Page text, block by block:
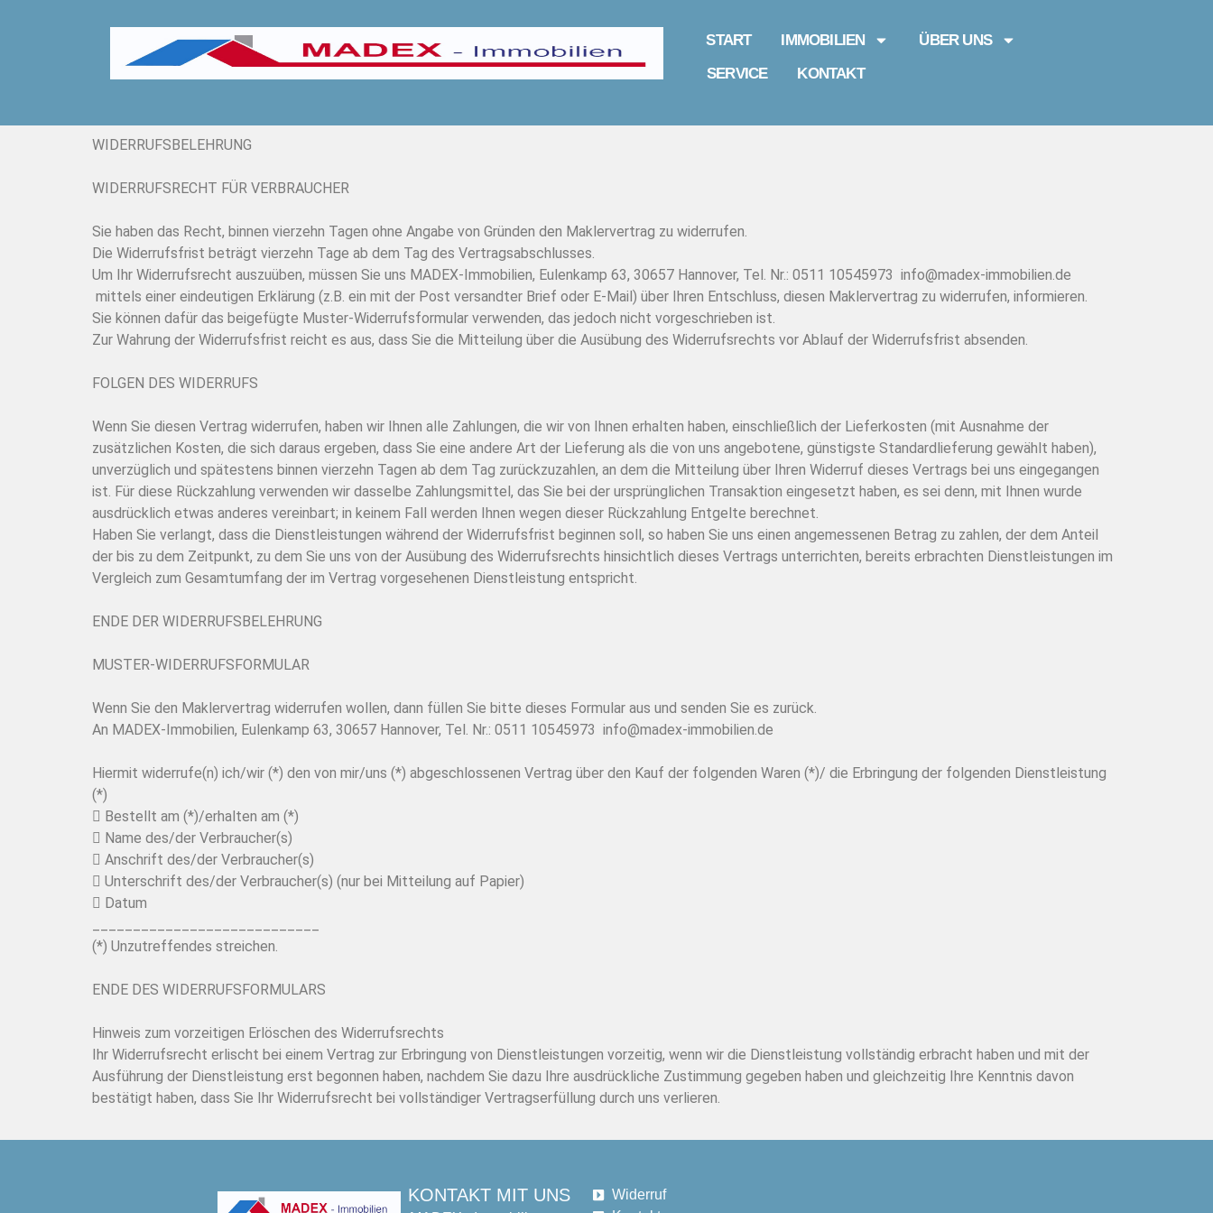
START IMMOBILIEN
ÜBER UNS
SERVICE
KONTAKT
WIDERRUFSBELEHRUNG
WIDERRUFSRECHT FÜR VERBRAUCHER
Sie haben das Recht, binnen vierzehn Tagen ohne Angabe von Gründen den Maklervertrag zu widerrufen.
Die Widerrufsfrist beträgt vierzehn Tage ab dem Tag des Vertragsabschlusses.
Um Ihr Widerrufsrecht auszuüben, müssen Sie uns MADEX-Immobilien, Eulenkamp 63, 30657 Hannover, Tel. Nr.: 0511 10545973 info@madex-immobilien.de
mittels einer eindeutigen Erklärung (z.B. ein mit der Post versandter Brief oder E-Mail) über Ihren Entschluss, diesen Maklervertrag zu widerrufen, informieren.
Sie können dafür das beigefügte Muster-Widerrufsformular verwenden, das jedoch nicht vorgeschrieben ist.
Zur Wahrung der Widerrufsfrist reicht es aus, dass Sie die Mitteilung über die Ausübung des Widerrufsrechts vor Ablauf der Widerrufsfrist absenden.
FOLGEN DES WIDERRUFS
Wenn Sie diesen Vertrag widerrufen, haben wir Ihnen alle Zahlungen, die wir von Ihnen erhalten haben, einschließlich der Lieferkosten (mit Ausnahme der
zusätzlichen Kosten, die sich daraus ergeben, dass Sie eine andere Art der Lieferung als die von uns angebotene, günstigste Standardlieferung gewählt haben),
unverzüglich und spätestens binnen vierzehn Tagen ab dem Tag zurückzuzahlen, an dem die Mitteilung über Ihren Widerruf dieses Vertrags bei uns eingegangen
ist. Für diese Rückzahlung verwenden wir dasselbe Zahlungsmittel, das Sie bei der ursprünglichen Transaktion eingesetzt haben, es sei denn, mit Ihnen wurde
ausdrücklich etwas anderes vereinbart; in keinem Fall werden Ihnen wegen dieser Rückzahlung Entgelte berechnet.
Haben Sie verlangt, dass die Dienstleistungen während der Widerrufsfrist beginnen soll, so haben Sie uns einen angemessenen Betrag zu zahlen, der dem Anteil
der bis zu dem Zeitpunkt, zu dem Sie uns von der Ausübung des Widerrufsrechts hinsichtlich dieses Vertrags unterrichten, bereits erbrachten Dienstleistungen im
Vergleich zum Gesamtumfang der im Vertrag vorgesehenen Dienstleistung entspricht.
ENDE DER WIDERRUFSBELEHRUNG
MUSTER-WIDERRUFSFORMULAR
Wenn Sie den Maklervertrag widerrufen wollen, dann füllen Sie bitte dieses Formular aus und senden Sie es zurück.
An MADEX-Immobilien, Eulenkamp 63, 30657 Hannover, Tel. Nr.: 0511 10545973 info@madex-immobilien.de
Hiermit widerrufe(n) ich/wir (*) den von mir/uns (*) abgeschlossenen Vertrag über den Kauf der folgenden Waren (*)/ die Erbringung der folgenden Dienstleistung
(*)
 Bestellt am (*)/erhalten am (*)
 Name des/der Verbraucher(s)
 Anschrift des/der Verbraucher(s)
 Unterschrift des/der Verbraucher(s) (nur bei Mitteilung auf Papier)
 Datum
(*) Unzutreffendes streichen.
ENDE DES WIDERRUFSFORMULARS
Hinweis zum vorzeitigen Erlöschen des Widerrufsrechts
Ihr Widerrufsrecht erlischt bei einem Vertrag zur Erbringung von Dienstleistungen vorzeitig, wenn wir die Dienstleistung vollständig erbracht haben und mit der
Ausführung der Dienstleistung erst begonnen haben, nachdem Sie dazu Ihre ausdrückliche Zustimmung gegeben haben und gleichzeitig Ihre Kenntnis davon
bestätigt haben, dass Sie Ihr Widerrufsrecht bei vollständiger Vertragserfüllung durch uns verlieren.
KONTAKT MIT UNS
Widerruf